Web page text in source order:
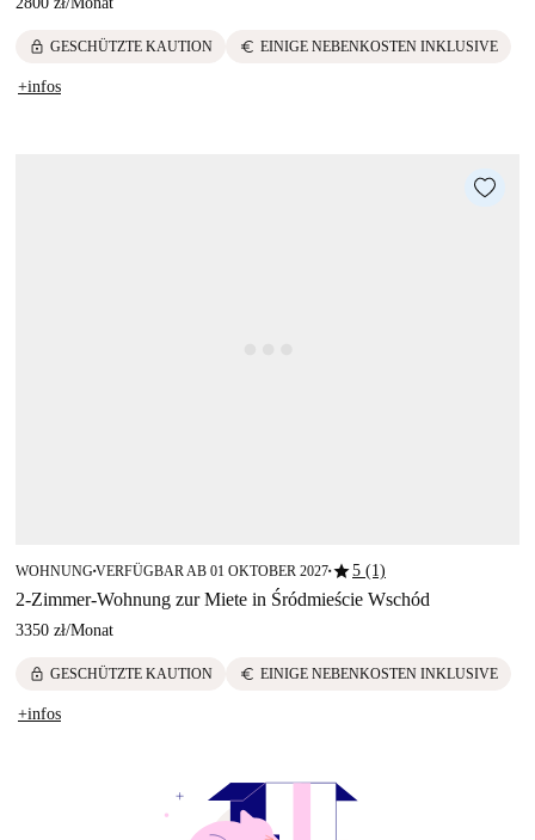
lock GESCHÜTZTE KAUTION euro EINIGE NEBENKOSTEN INKLUSIVE
+infos
WOHNUNG■VERFÜGBAR AB 01 OKTOBER 2027■star5 (1)
2-Zimmer-Wohnung zur Miete in Śródmieście Wschód
3350 zł/Monat
lock GESCHÜTZTE KAUTION euro EINIGE NEBENKOSTEN INKLUSIVE
+infos